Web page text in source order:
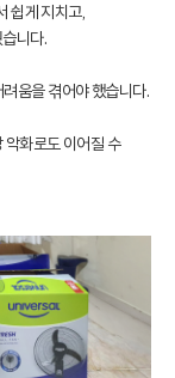
쉽게 지치고,
니다.
움을 겪어야 했습니다.
악화로도 이어질 수